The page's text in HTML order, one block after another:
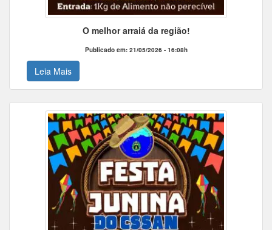
O melhor arraiá da região!
Publicado em: 21/05/2026 - 16:08h
Leia Mais